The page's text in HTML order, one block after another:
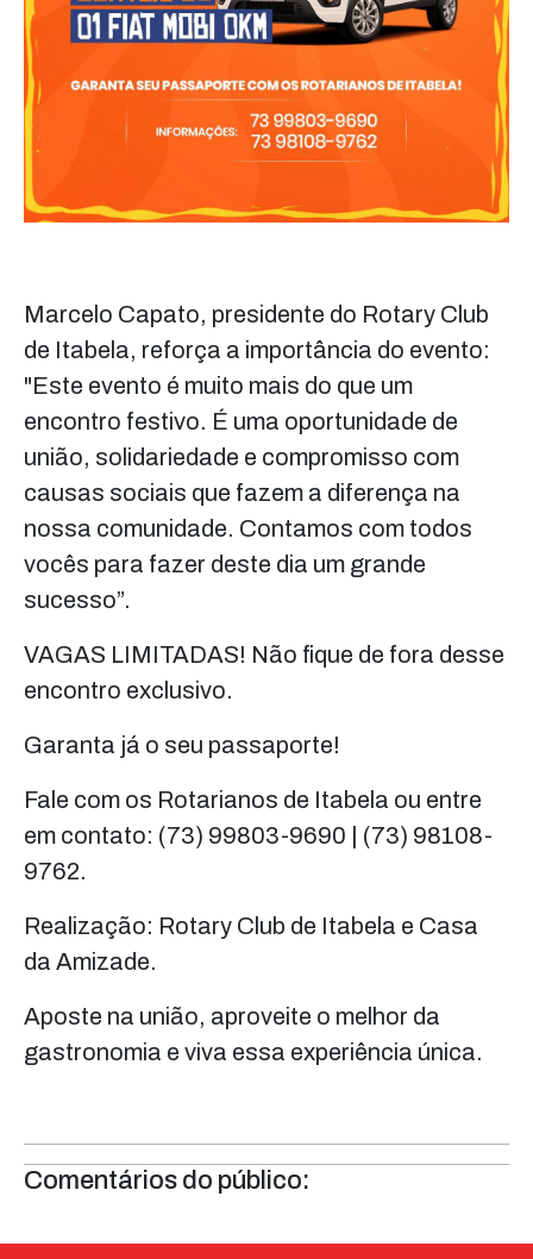
Marcelo Capato, presidente do Rotary Club
de Itabela, reforça a importância do evento:
"Este evento é muito mais do que um
encontro festivo. É uma oportunidade de
união, solidariedade e compromisso com
causas sociais que fazem a diferença na
nossa comunidade. Contamos com todos
vocês para fazer deste dia um grande
sucesso”.
VAGAS LIMITADAS! Não fique de fora desse
encontro exclusivo.
Garanta já o seu passaporte!
Fale com os Rotarianos de Itabela ou entre
em contato: (73) 99803-9690 | (73) 98108-
9762.
Realização: Rotary Club de Itabela e Casa
da Amizade.
Aposte na união, aproveite o melhor da
gastronomia e viva essa experiência única.
Comentários do público: